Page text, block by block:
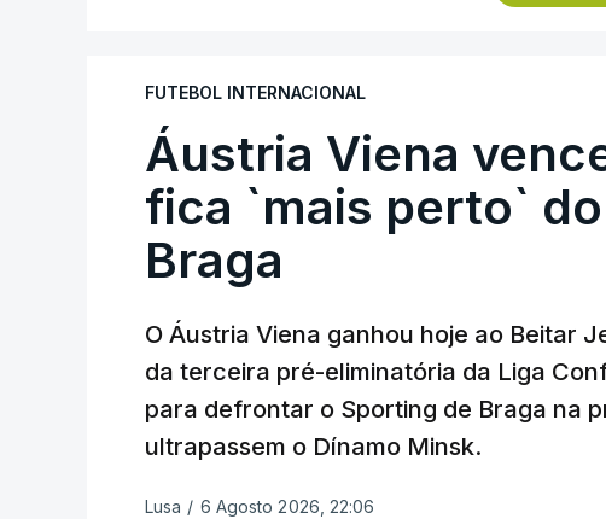
FUTEBOL INTERNACIONAL
Áustria Viena
fica `mais perto`
Braga
O Áustria Viena ganhou hoje ao Beitar
da terceira pré-eliminatória da Liga
para defrontar o Sporting de Braga na
ultrapassem o Dínamo Minsk.
Lusa / 6 Agosto 2026, 22:06